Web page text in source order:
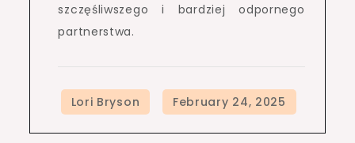
szczęśliwszego i bardziej odpornego
partnerstwa.